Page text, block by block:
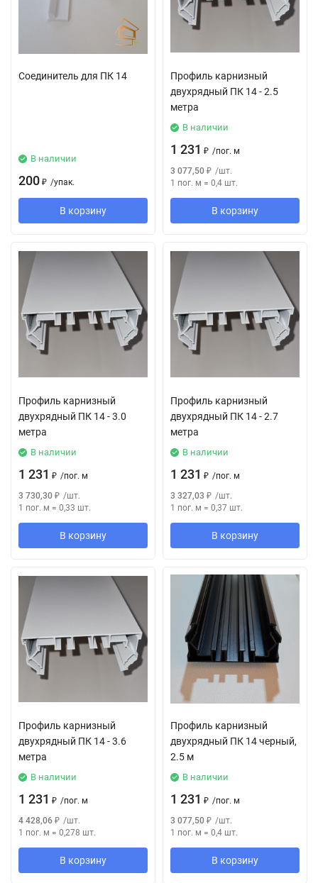
Соединитель для ПК 14
В наличии
200 ₽ /упак.
В корзину
Профиль карнизный
двухрядный ПК 14 - 2.5
метра
В наличии
1 231 ₽ /пог. м
3 077,50 ₽ /шт.
1 пог. м = 0,4 шт.
В корзину
Профиль карнизный
двухрядный ПК 14 - 3.0
метра
В наличии
1 231 ₽ /пог. м
3 730,30 ₽ /шт.
1 пог. м = 0,33 шт.
В корзину
Профиль карнизный
двухрядный ПК 14 - 2.7
метра
В наличии
1 231 ₽ /пог. м
3 327,03 ₽ /шт.
1 пог. м = 0,37 шт.
В корзину
Профиль карнизный
двухрядный ПК 14 - 3.6
метра
В наличии
1 231 ₽ /пог. м
4 428,06 ₽ /шт.
1 пог. м = 0,278 шт.
В корзину
Профиль карнизный
двухрядный ПК 14 черный,
2.5 м
В наличии
1 231 ₽ /пог. м
3 077,50 ₽ /шт.
1 пог. м = 0,4 шт.
В корзину